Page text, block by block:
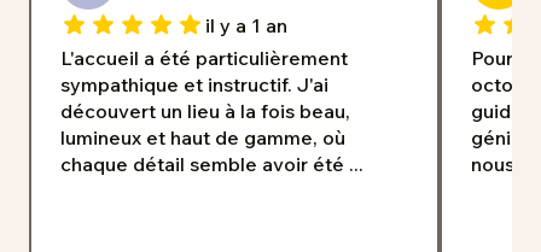
il y a 1 an
L'accueil a été particulièrement
sympathique et instructif. J'ai
découvert un lieu à la fois beau,
lumineux et haut de gamme, où
chaque détail semble avoir été ...
Pour
guide/
nous a